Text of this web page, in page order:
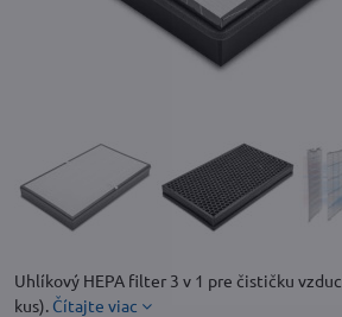
Uhlíkový HEPA filter 3 v 1 pre čističku
kus). Čítajte viac